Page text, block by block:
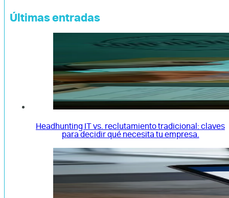
Últimas entradas
Headhunting IT vs. reclutamiento tradicional: claves
para decidir qué necesita tu empresa.